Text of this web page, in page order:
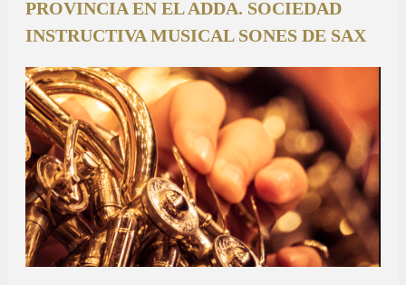
PROVINCIA EN EL ADDA. SOCIEDAD
INSTRUCTIVA MUSICAL SONES DE SAX